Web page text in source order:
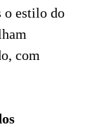
o estilo do
com